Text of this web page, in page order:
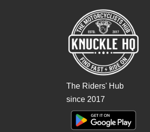
The Riders' Hub
since 2017